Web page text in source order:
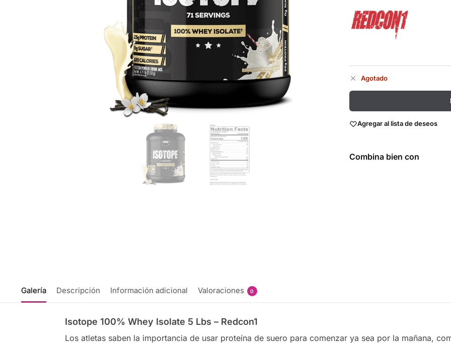
Agotado
Agregar al lista de deseos
Combina bien con
Galería Descripción Información adicional Valoraciones 0
Isotope 100% Whey Isolate 5 Lbs – Redcon1
Los atletas saben la importancia de usar proteína de suero para comenzar ya sea por la mañana,